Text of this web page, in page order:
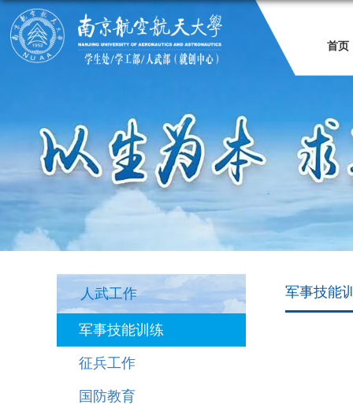
首页
人武工作
军事技能训练
征兵工作
国防教育
军事技能